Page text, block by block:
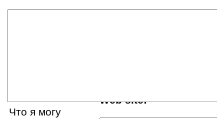
Web site:
Что я могу